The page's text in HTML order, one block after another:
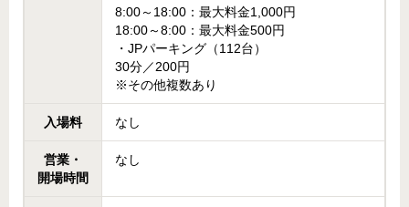
8:00～18:00：最大料金1,000円
18:00～8:00：最大料金500円
・JPパーキング（112台）
30分／200円
※その他複数あり
入場料 なし
営業・
開場時間
なし